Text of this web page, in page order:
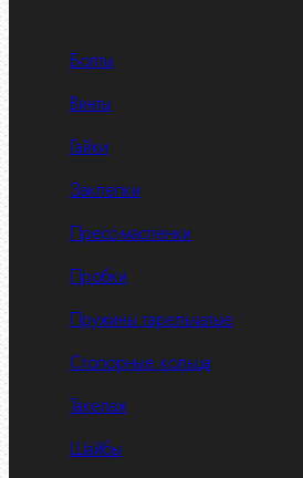
Болты
Винты
Гайки
Заклепки
Пресс-масленки
Пробки
Пружины тарельчатые
Стопорные кольца
Такелаж
Шайбы